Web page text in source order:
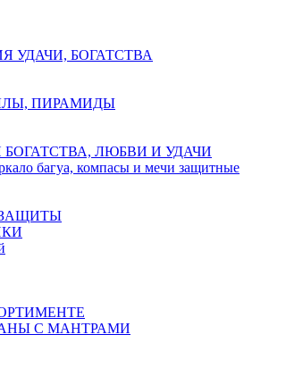
УДАЧИ, БОГАТСТВА
ПИРАМИДЫ
ЛЮБВИ И УДАЧИ
багуа, компасы и мечи защитные
С МАНТРАМИ